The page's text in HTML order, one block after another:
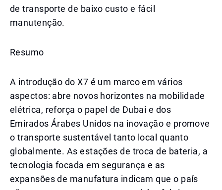
de transporte de baixo custo e fácil
manutenção.
Resumo
A introdução do X7 é um marco em vários
aspectos: abre novos horizontes na mobilidade
elétrica, reforça o papel de Dubai e dos
Emirados Árabes Unidos na inovação e promove
o transporte sustentável tanto local quanto
globalmente. As estações de troca de bateria, a
tecnologia focada em segurança e as
expansões de manufatura indicam que o país